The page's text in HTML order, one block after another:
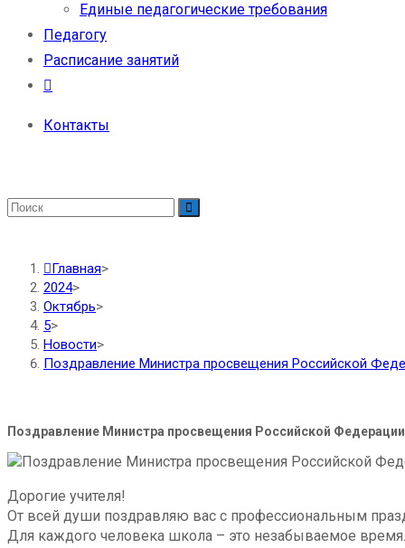
Единые педагогические требования
Педагогу
Расписание занятий
Контакты
Главная>
2024>
Октябрь>
5>
Новости>
Поздравление Министра просвещения Российской
Поздравление Министра просвещения Российской
Дорогие учителя!
От всей души поздравляю вас с профессиональным
Для каждого человека школа – это незабываемое